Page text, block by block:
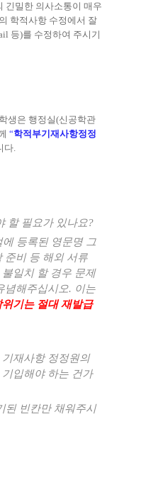
긴밀한 의사소통이 매우
학적사항 수정에서 잘
등)를 수정하여 주시기
생은 행정실(신공학관
“학적부기재사항정정
다.
할 필요가 있나요?
등록된 영문명 그
준비 등 해외 서류
일치 할 경우 문제
념해주십시오. 이는
기는 절대 재발급
재사항 정정원의
입해야 하는 건가
된 빈칸만 채워주시